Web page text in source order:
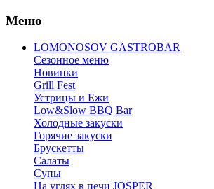
Меню
LOMONOSOV GASTROBAR
Сезонное меню
Новинки
Grill Fest
Устрицы и Ежи
Low&Slow BBQ Bar
Холодные закуски
Горячие закуски
Брускетты
Салаты
Супы
На углях в печи JOSPER